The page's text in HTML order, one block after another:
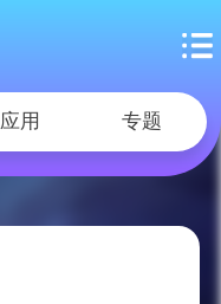
应用 专题